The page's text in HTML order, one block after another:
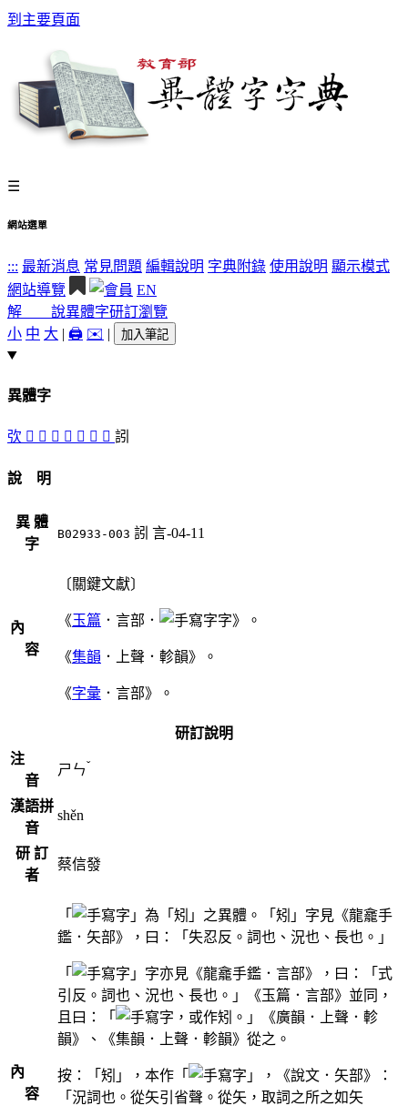
到主要頁面
☰
網站選單
::: 最新消息 常見問題 編輯說明 字典附錄 使用說明 顯示模式
網站導覽
EN
解 說異體字研訂瀏覽
小 中 大 | 🖨️ ✉️ | 加入筆記
異體字
弞 󸉇 𥎧 矤 󸉄 𥎪 󸉅 󸉆 訠
說 明
異 體
字
B02933-003 訠 言-04-11
內
容
〔關鍵文獻〕
《玉篇 ．言部． 字》。
《集韻 ．上聲．軫韻》。
《字彙 ．言部》。
研訂說明
注
音
ㄕㄣˇ
漢語拼
音
shěn
研 訂
者
蔡信發
內
容
「
」為「矧」之異體。「矧」字見《龍龕手
鑑．矢部》，曰：「失忍反。詞也、況也、長也。」
「
」字亦見《龍龕手鑑．言部》，曰：「式
引反。詞也、況也、長也。」《玉篇．言部》並同，
且曰：「
，或作矧。」《廣韻．上聲．軫
韻》、《集韻．上聲．軫韻》從之。
按：「矧」，本作「
」，《說文．矢部》：
「況詞也。從矢引省聲。從矢，取詞之所之如矢